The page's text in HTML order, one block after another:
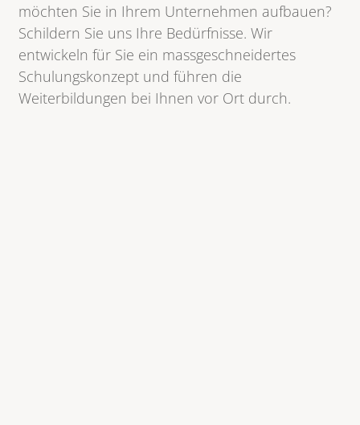
möchten Sie in Ihrem Unternehmen aufbauen?
Schildern Sie uns Ihre Bedürfnisse. Wir
entwickeln für Sie ein massgeschneidertes
Schulungskonzept und führen die
Weiterbildungen bei Ihnen vor Ort durch.